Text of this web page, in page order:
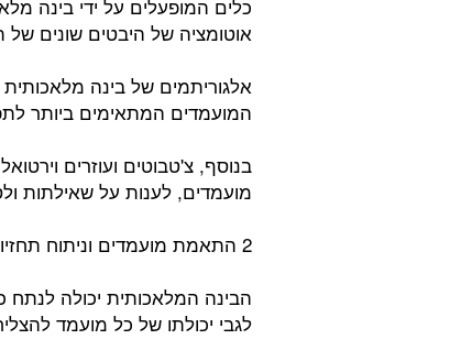
כלים המופעלים על ידי בינה
אוטומציה של היבטים שונים של
אלגוריתמים של בינה מלאכותית
המועמדים המתאימים ביותר
בנוסף, צ'טבוטים ועוזרים
מועמדים, לענות על שאילתות
2 התאמת מועמדים וניתוח תחזיות:
הבינה המלאכותית יכולה לנתח
לגבי יכולתו של כל מועמד